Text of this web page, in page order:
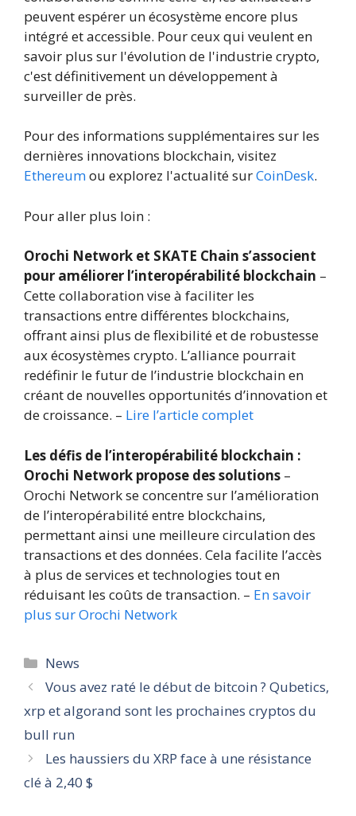
peuvent espérer un écosystème encore plus
intégré et accessible. Pour ceux qui veulent en
savoir plus sur l'évolution de l'industrie crypto,
c'est définitivement un développement à
surveiller de près.
Pour des informations supplémentaires sur les
dernières innovations blockchain, visitez
Ethereumou explorez l'actualité surCoinDesk.
Pour aller plus loin :
Orochi Network et SKATE Chain s’associent
pour améliorer l’interopérabilité blockchain –
Cette collaboration vise à faciliter les
transactions entre différentes blockchains,
offrant ainsi plus de flexibilité et de robustesse
aux écosystèmes crypto. L’alliance pourrait
redéfinir le futur de l’industrie blockchain en
créant de nouvelles opportunités d’innovation et
de croissance. – Lire l’article complet
Les défis de l’interopérabilité blockchain :
Orochi Network propose des solutions –
Orochi Network se concentre sur l’amélioration
de l’interopérabilité entre blockchains,
permettant ainsi une meilleure circulation des
transactions et des données. Cela facilite l’accès
à plus de services et technologies tout en
réduisant les coûts de transaction. – En savoir
plus sur Orochi Network
Catégories
News
Vous avez raté le début de bitcoin ? Qubetics,
xrp et algorand sont les prochaines cryptos du
bull run
Les haussiers du XRP face à une résistance
clé à 2,40 $